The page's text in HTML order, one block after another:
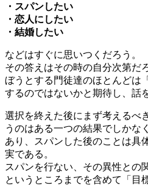
・スパンしたい
・恋人にしたい
・結婚したい
などはすぐに思いつくだろう。
その答えはその時の自分次第だ
ぼうとする門徒達のほとんどは「
するのではないかと期待し、話
選択を終えた後にまず考えるべ
うのはある一つの結果でしかな
あり、スパンした後のことは具
実である。
スパンを行ない、その異性との
というところまでを含めて「目